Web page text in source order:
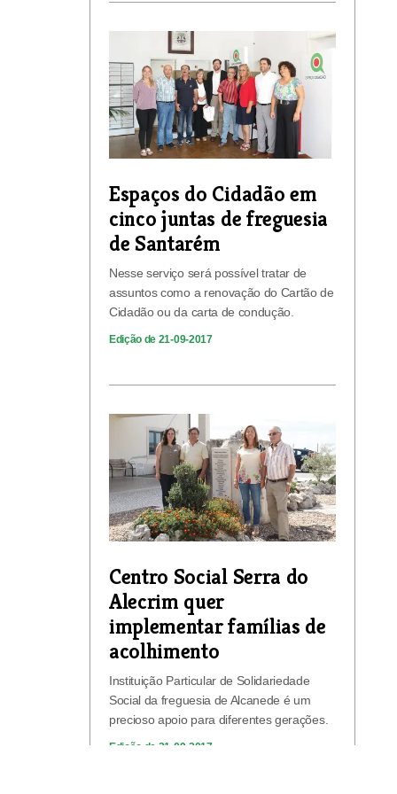
Espaços do Cidadão em
cinco juntas de freguesia
de Santarém
Nesse serviço será possível tratar de
assuntos como a renovação do Cartão de
Cidadão ou da carta de condução.
Edição de 21-09-2017
Centro Social Serra do
Alecrim quer
implementar famílias de
acolhimento
Instituição Particular de Solidariedade
Social da freguesia de Alcanede é um
precioso apoio para diferentes gerações.
Edição de 21-09-2017